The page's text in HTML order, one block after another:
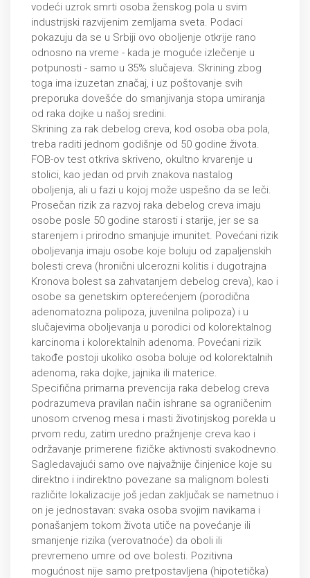
vodeći uzrok smrti osoba ženskog pola u svim
industrijski razvijenim zemljama sveta. Podaci
pokazuju da se u Srbiji ovo oboljenje otkrije rano
odnosno na vreme - kada je moguće izlečenje u
potpunosti - samo u 35% slučajeva. Skrining zbog
toga ima izuzetan značaj, i uz poštovanje svih
preporuka dovešće do smanjivanja stopa umiranja
od raka dojke u našoj sredini.
Skrining za rak debelog creva, kod osoba oba pola,
treba raditi jednom godišnje od 50 godine života.
FOB-ov test otkriva skriveno, okultno krvarenje u
stolici, kao jedan od prvih znakova nastalog
oboljenja, ali u fazi u kojoj može uspešno da se leči.
Prosečan rizik za razvoj raka debelog creva imaju
osobe posle 50 godine starosti i starije, jer se sa
starenjem i prirodno smanjuje imunitet. Povećani rizik
oboljevanja imaju osobe koje boluju od zapaljenskih
bolesti creva (hronični ulcerozni kolitis i dugotrajna
Kronova bolest sa zahvatanjem debelog creva), kao i
osobe sa genetskim opterećenjem (porodična
adenomatozna polipoza, juvenilna polipoza) i u
slučajevima oboljevanja u porodici od kolorektalnog
karcinoma i kolorektalnih adenoma. Povećani rizik
takođe postoji ukoliko osoba boluje od kolorektalnih
adenoma, raka dojke, jajnika ili materice.
Specifična primarna prevencija raka debelog creva
podrazumeva pravilan način ishrane sa ograničenim
unosom crvenog mesa i masti životinjskog porekla u
prvom redu, zatim uredno pražnjenje creva kao i
održavanje primerene fizičke aktivnosti svakodnevno.
Sagledavajući samo ove najvažnije činjenice koje su
direktno i indirektno povezane sa malignom bolesti
različite lokalizacije još jedan zaključak se nametnuo i
on je jednostavan: svaka osoba svojim navikama i
ponašanjem tokom života utiče na povećanje ili
smanjenje rizika (verovatnoće) da oboli ili
prevremeno umre od ove bolesti. Pozitivna
mogućnost nije samo pretpostavljena (hipotetička)